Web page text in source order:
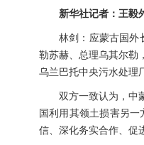
新华社记者：王毅
林剑：应蒙古国外
勒苏赫、总理乌其尔勒
乌兰巴托中央污水处理
双方一致认为，中
国利用其领土损害另
信、深化务实合作、促